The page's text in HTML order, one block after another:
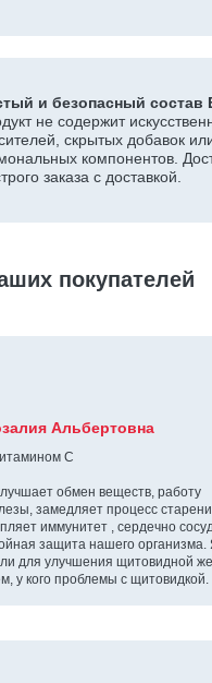
и безопасный состав
не содержит
скрытых добавок
компонентов.
заказа с доставкой.
покупателей
Альбертовна
С
обмен веществ, работу
замедляет процесс
иммунитет , сердечно
защита нашего организма.
для улучшения щитовидной
у кого проблемы с щитовидкой.